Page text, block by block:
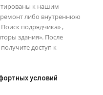
к нашим
либо внутреннюю
Поиск подрядчика» ,
здания». После
доступ к
условий